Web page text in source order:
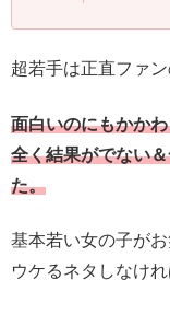
超若手は正直ファ
面白いのにもかか
全く結果がでない
た。
基本若い女の子が
ウケるネタしなけれ